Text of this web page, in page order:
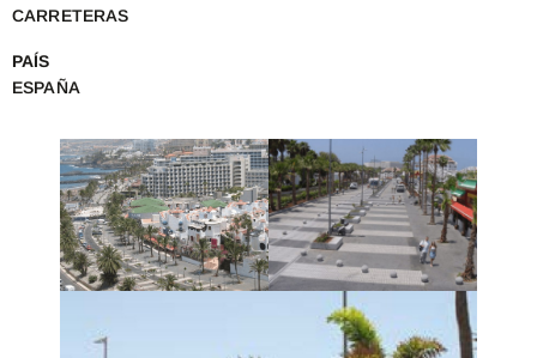
CARRETERAS
PAÍS
ESPAÑA